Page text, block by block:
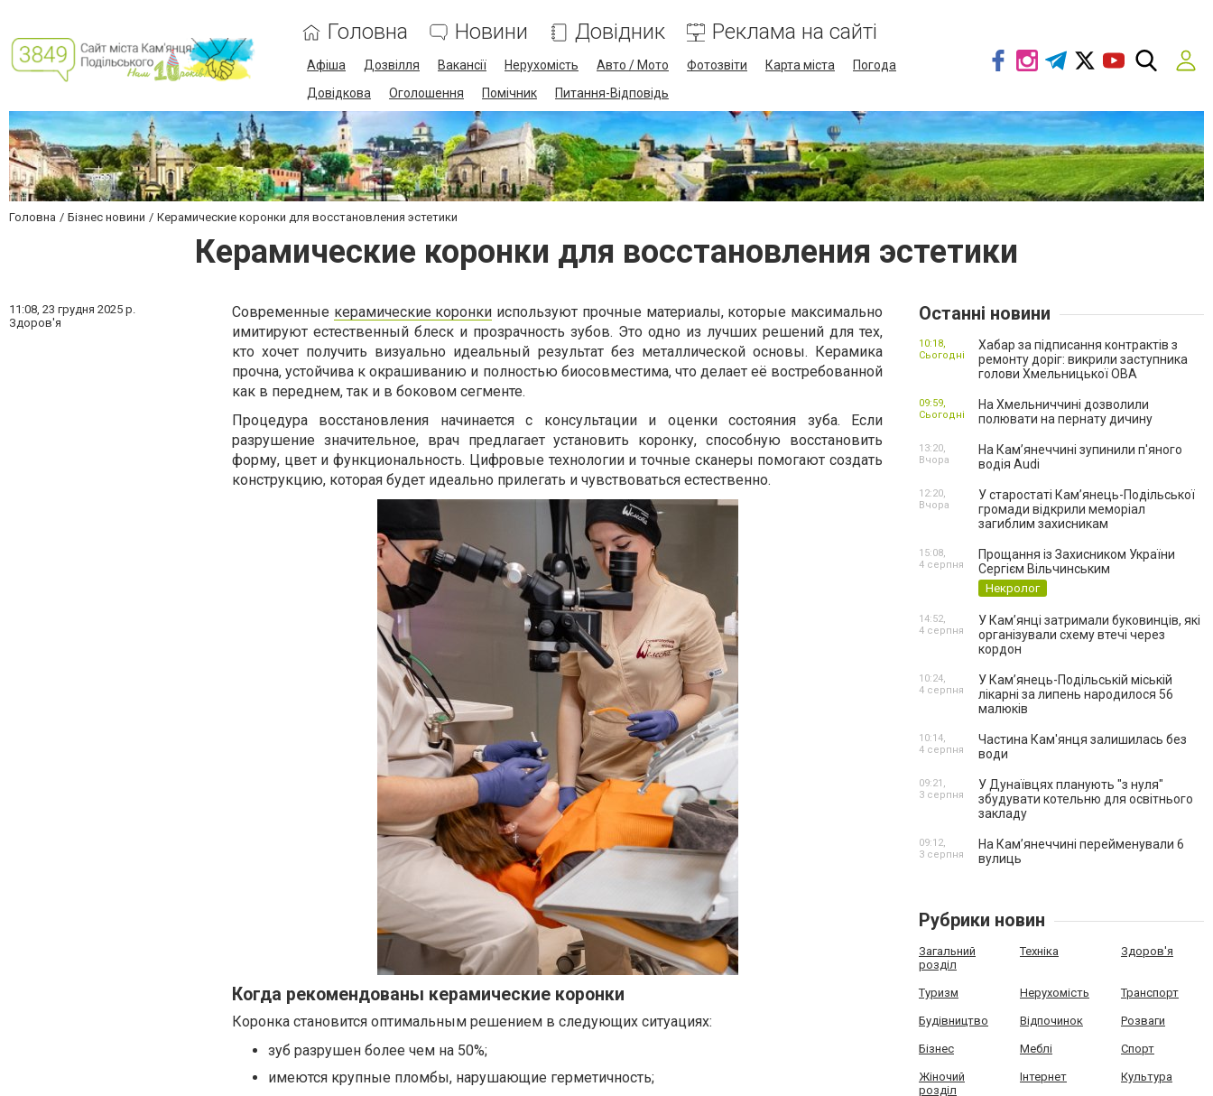
Головна Новини Довідник Реклама на сайті
Афіша Дозвілля Вакансії Нерухомість Авто / Мото Фотозвіти Карта міста
Погода
Довідкова
Оголошення Помічник Питання-Відповідь
Головна Бізнес новини Керамические коронки для восстановления эстетики
Керамические коронки для восстановления эстетики
11:08, 23 грудня 2025 р.
Здоров'я
Современные керамические коронки используют прочные материалы, которые максимально
имитируют естественный блеск и прозрачность зубов. Это одно из лучших решений для тех,
кто хочет получить визуально идеальный результат без металлической основы. Керамика
прочна, устойчива к окрашиванию и полностью биосовместима, что делает её востребованной
как в переднем, так и в боковом сегменте.
Процедура восстановления начинается с консультации и оценки состояния зуба. Если
разрушение значительное, врач предлагает установить коронку, способную восстановить
форму, цвет и функциональность. Цифровые технологии и точные сканеры помогают создать
конструкцию, которая будет идеально прилегать и чувствоваться естественно.
Когда рекомендованы керамические коронки
Коронка становится оптимальным решением в следующих ситуациях:
зуб разрушен более чем на 50%;
имеются крупные пломбы, нарушающие герметичность;
Останні новини
Хабар за підписання контрактів з
ремонту доріг: викрили заступника
голови Хмельницької ОВА
10:18,
Сьогодні
На Хмельниччині дозволили
полювати на пернату дичину
09:59,
Сьогодні
На Камʼянеччині зупинили п'яного
водія Audi
13:20,
Вчора
У старостаті Кам’янець-Подільської
громади відкрили меморіал
загиблим захисникам
12:20,
Вчора
Прощання із Захисником України
Сергієм Вільчинським
Некролог
15:08,
4 серпня
У Кам’янці затримали буковинців, які
організували схему втечі через
кордон
14:52,
4 серпня
У Кам’янець-Подільській міській
лікарні за липень народилося 56
малюків
10:24,
4 серпня
Частина Кам'янця залишилась без
води
10:14,
4 серпня
У Дунаївцях планують "з нуля"
збудувати котельню для освітнього
закладу
09:21,
3 серпня
На Камʼянеччині перейменували 6
вулиць
09:12,
3 серпня
Рубрики новин
Загальний
розділ
Техніка Здоров'я
Туризм Нерухомість Транспорт
Будівництво Відпочинок Розваги
Бізнес Меблі Спорт
Жіночий
розділ
Інтернет Культура